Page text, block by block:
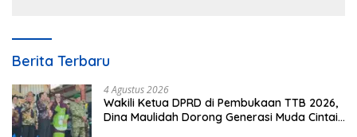
Berita Terbaru
4 Agustus 2026
Wakili Ketua DPRD di Pembukaan TTB 2026,
Dina Maulidah Dorong Generasi Muda Cintai